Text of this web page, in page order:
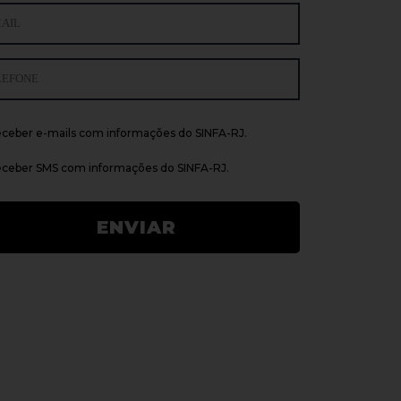
e-mails com informações do SINFA-RJ.
SMS com informações do SINFA-RJ.